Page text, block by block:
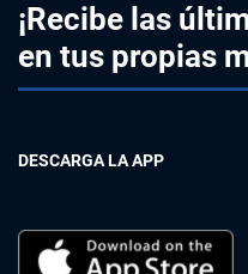
¡Recibe las
en tus propias
DESCARGA LA APP